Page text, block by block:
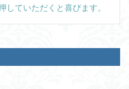
していただくと喜びます。